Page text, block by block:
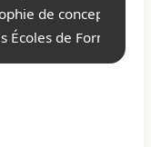
de conception
Écoles de